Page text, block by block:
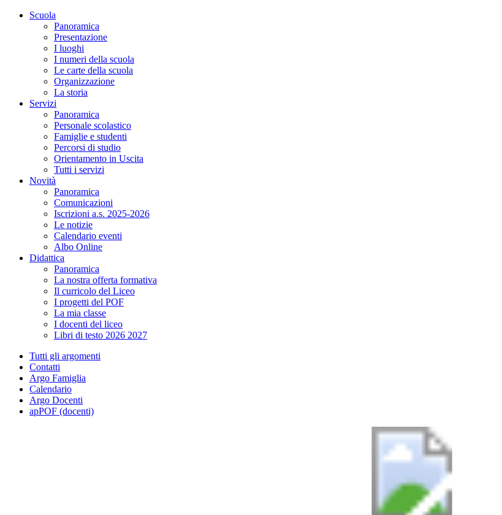
Scuola
Panoramica
Presentazione
I luoghi
I numeri della scuola
Le carte della scuola
Organizzazione
La storia
Servizi
Panoramica
Personale scolastico
Famiglie e studenti
Percorsi di studio
Orientamento in Uscita
Tutti i servizi
Novità
Panoramica
Comunicazioni
Iscrizioni a.s. 2025-2026
Le notizie
Calendario eventi
Albo Online
Didattica
Panoramica
La nostra offerta formativa
Il curricolo del Liceo
I progetti del POF
La mia classe
I docenti del liceo
Libri di testo 2026 2027
Tutti gli argomenti
Contatti
Argo Famiglia
Calendario
Argo Docenti
apPOF (docenti)